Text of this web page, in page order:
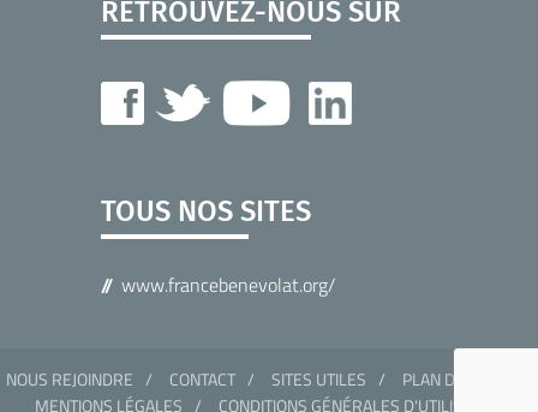
RETROUVEZ-NOUS SUR
TOUS NOS SITES
www.francebenevolat.org/
NOUS REJOINDRE CONTACT SITES UTILES
PLAN DU SITE
MENTIONS LÉGALES
CONDITIONS GÉNÉRALES D'UTILISATION